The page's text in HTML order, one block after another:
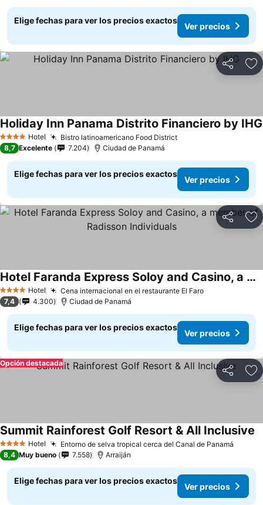
Elige fechas para ver los precios exactos
Ver precios
Compartir
4 EstrellasHotel Bistro latinoamericano Food District
Holiday Inn Panama Distrito Financiero by IHG
8,7 Excelente 7.204 Ciudad de Panamá
Elige fechas para ver los precios exactos
Ver precios
Compartir
4 EstrellasHotel Cena internacional en el restaurante El Faro
Hotel Faranda Express Soloy and Casino, a member of Radisson Individuals
7,4 4.300 Ciudad de Panamá
Elige fechas para ver los precios exactos
Ver precios
Compartir
Opción destacada
4 EstrellasHotel Entorno de selva tropical cerca del Canal de Panamá
Summit Rainforest Golf Resort & All Inclusive
8,4 Muy bueno 7.558 Arraiján
Elige fechas para ver los precios exactos
Ver precios